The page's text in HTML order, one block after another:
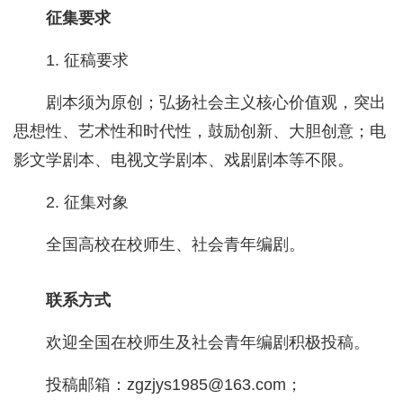
征集要求
1. 征稿要求
剧本须为原创；弘扬社会主义核心价值观，突出
思想性、艺术性和时代性，鼓励创新、大胆创意；电
影文学剧本、电视文学剧本、戏剧剧本等不限。
2. 征集对象
全国高校在校师生、社会青年编剧。
联系方式
欢迎全国在校师生及社会青年编剧积极投稿。
投稿邮箱：zgzjys1985@163.com；